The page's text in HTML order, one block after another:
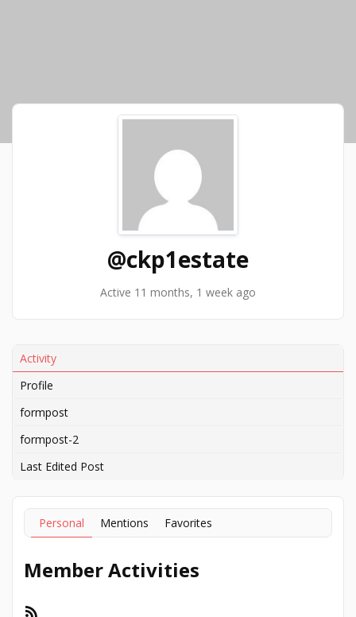
@ckp1estate
Active 11 months, 1 week ago
Activity
Profile
formpost
formpost-2
Last Edited Post
Personal Mentions Favorites
Member Activities